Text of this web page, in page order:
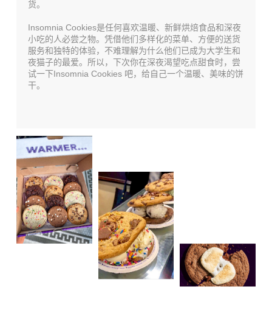
货。
Insomnia Cookies是任何喜欢温暖、新鲜烘焙食品和深夜
小吃的人必尝之物。凭借他们多样化的菜单、方便的送货
服务和独特的体验，不难理解为什么他们已成为大学生和
夜猫子的最爱。所以，下次你在深夜渴望吃点甜食时，尝
试一下Insomnia Cookies 吧，给自己一个温暖、美味的饼
干。